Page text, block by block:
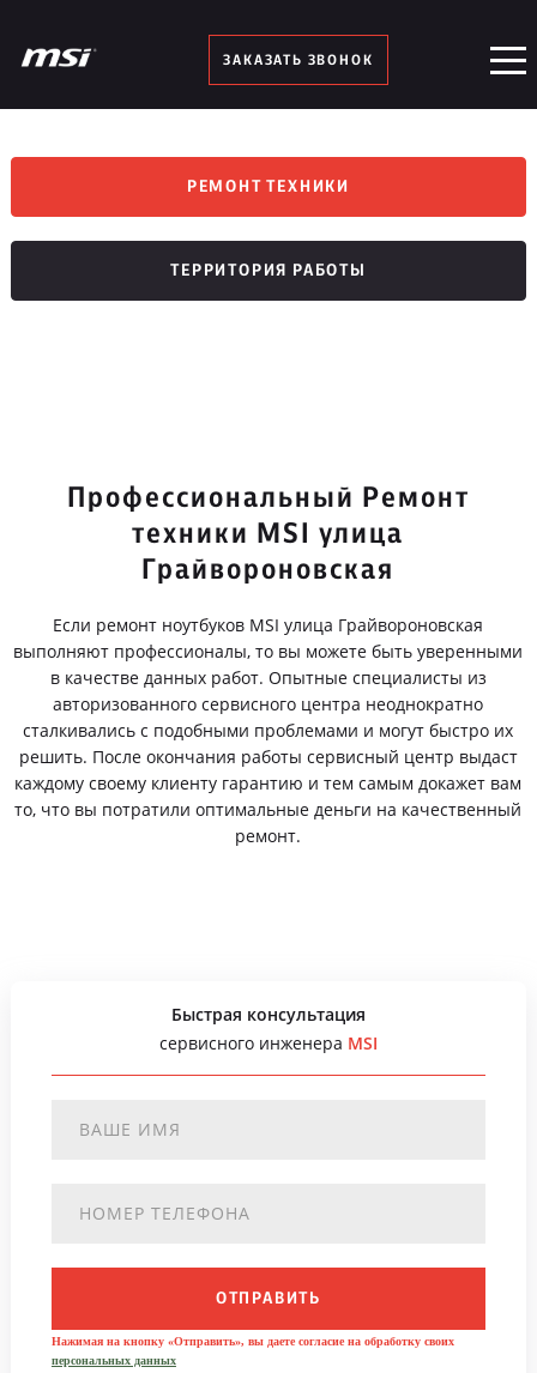
ЗАКАЗАТЬ ЗВОНОК
РЕМОНТ ТЕХНИКИ
ТЕРРИТОРИЯ РАБОТЫ
Профессиональный Ремонт
техники MSI улица
Грайвороновская
Если ремонт ноутбуков MSI улица Грайвороновская
выполняют профессионалы, то вы можете быть уверенными
в качестве данных работ. Опытные специалисты из
авторизованного сервисного центра неоднократно
сталкивались с подобными проблемами и могут быстро их
решить. После окончания работы сервисный центр выдаст
каждому своему клиенту гарантию и тем самым докажет вам
то, что вы потратили оптимальные деньги на качественный
ремонт.
Быстрая консультация
сервисного инженера MSI
ОТПРАВИТЬ
Нажимая на кнопку «Отправить», вы даете согласие на обработку своих
персональных данных